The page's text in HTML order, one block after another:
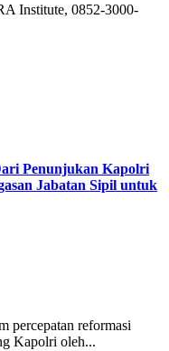
Institute, 0852-3000-
Penunjukan Kapolri
Jabatan Sipil untuk
percepatan reformasi
Kapolri oleh...